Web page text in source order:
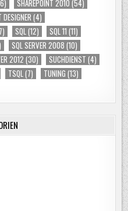
SHAREPOINT 2010 (54)
(4)
SQL (12) SQL 11 (11)
SQL SERVER 2008 (10)
2012(30) SUCHDIENST (4)
TSQL (7) TUNING (13)